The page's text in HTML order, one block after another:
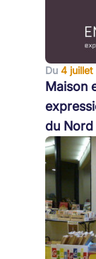
Du 4 juillet
Maison
du Nord